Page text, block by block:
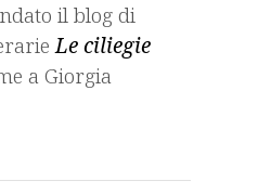
il blog di
Le ciliegie
a Giorgia